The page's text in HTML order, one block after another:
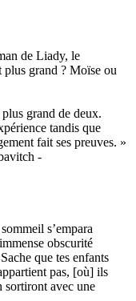
de Liady, le
plus grand ? Moïse ou
grand de deux.
tandis que
fait ses preuves. »
-
s’empara
obscurité
que tes enfants
pas, [où] ils
sortiront avec une